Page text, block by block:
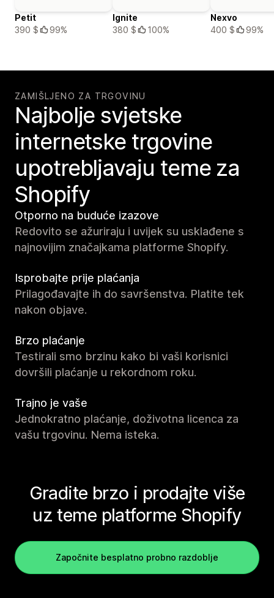
Petit
390 $
99%
Ignite
380 $
100%
Nexvo
400 $
99%
ZAMIŠLJENO ZA TRGOVINU
Najbolje svjetske
internetske trgovine
upotrebljavaju teme za
Shopify
Otporno na buduće izazove
Redovito se ažuriraju i uvijek su usklađene s
najnovijim značajkama platforme Shopify.
Isprobajte prije plaćanja
Prilagođavajte ih do savršenstva. Platite tek
nakon objave.
Brzo plaćanje
Testirali smo brzinu kako bi vaši korisnici
dovršili plaćanje u rekordnom roku.
Trajno je vaše
Jednokratno plaćanje, doživotna licenca za
vašu trgovinu. Nema isteka.
Gradite brzo i prodajte više
uz teme platforme Shopify
Započnite besplatno probno razdoblje